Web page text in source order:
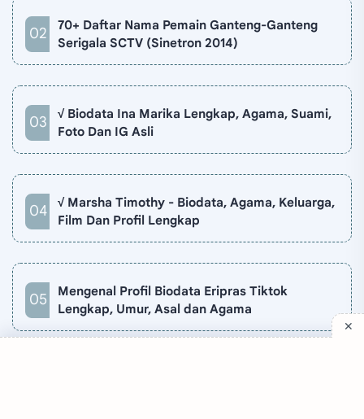
70+ Daftar Nama Pemain Ganteng-Ganteng
Serigala SCTV (Sinetron 2014)
√ Biodata Ina Marika Lengkap, Agama, Suami,
Foto Dan IG Asli
√ Marsha Timothy - Biodata, Agama, Keluarga,
Film Dan Profil Lengkap
Mengenal Profil Biodata Eripras Tiktok
Lengkap, Umur, Asal dan Agama